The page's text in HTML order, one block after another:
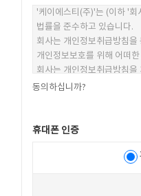
동의하십니까?
휴대폰 인증